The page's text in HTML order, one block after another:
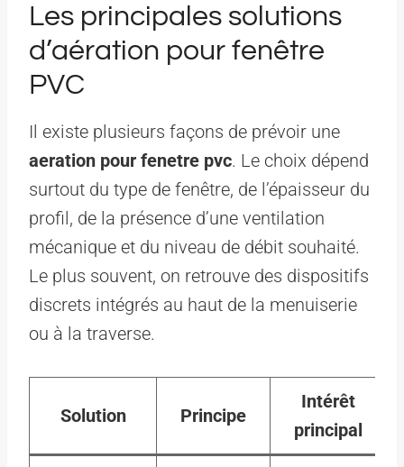
Les principales solutions
d’aération pour fenêtre
PVC
Il existe plusieurs façons de prévoir une
aeration pour fenetre pvc. Le choix dépend
surtout du type de fenêtre, de l’épaisseur du
profil, de la présence d’une ventilation
mécanique et du niveau de débit souhaité.
Le plus souvent, on retrouve des dispositifs
discrets intégrés au haut de la menuiserie
ou à la traverse.
Solution Principe
Intérêt
principal